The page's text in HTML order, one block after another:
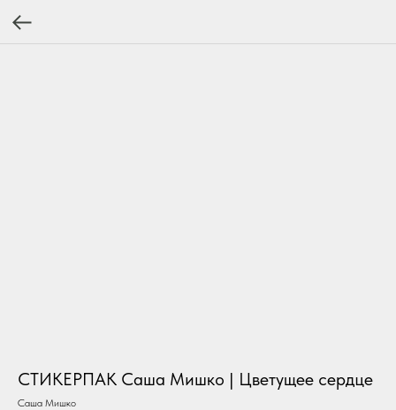
СТИКЕРПАК Саша Мишко | Цветущее сердце
Саша Мишко